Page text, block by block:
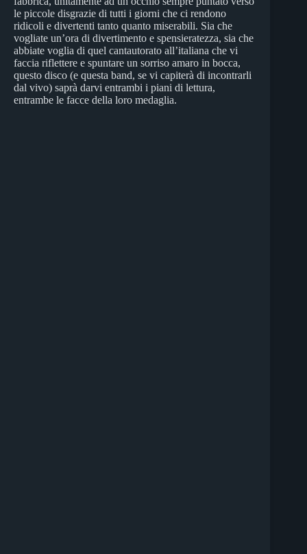
le piccole disgrazie di tutti i giorni che ci rendono
ridicoli e divertenti tanto quanto miserabili. Sia che
vogliate un’ora di divertimento e spensieratezza, sia che
abbiate voglia di quel cantautorato all’italiana che vi
faccia riflettere e spuntare un sorriso amaro in bocca,
questo disco (e questa band, se vi capiterà di incontrarli
dal vivo) saprà darvi entrambi i piani di lettura,
entrambe le facce della loro medaglia.